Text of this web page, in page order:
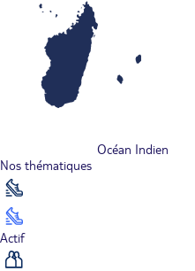
Océan Indien
Nos thématiques
Actif